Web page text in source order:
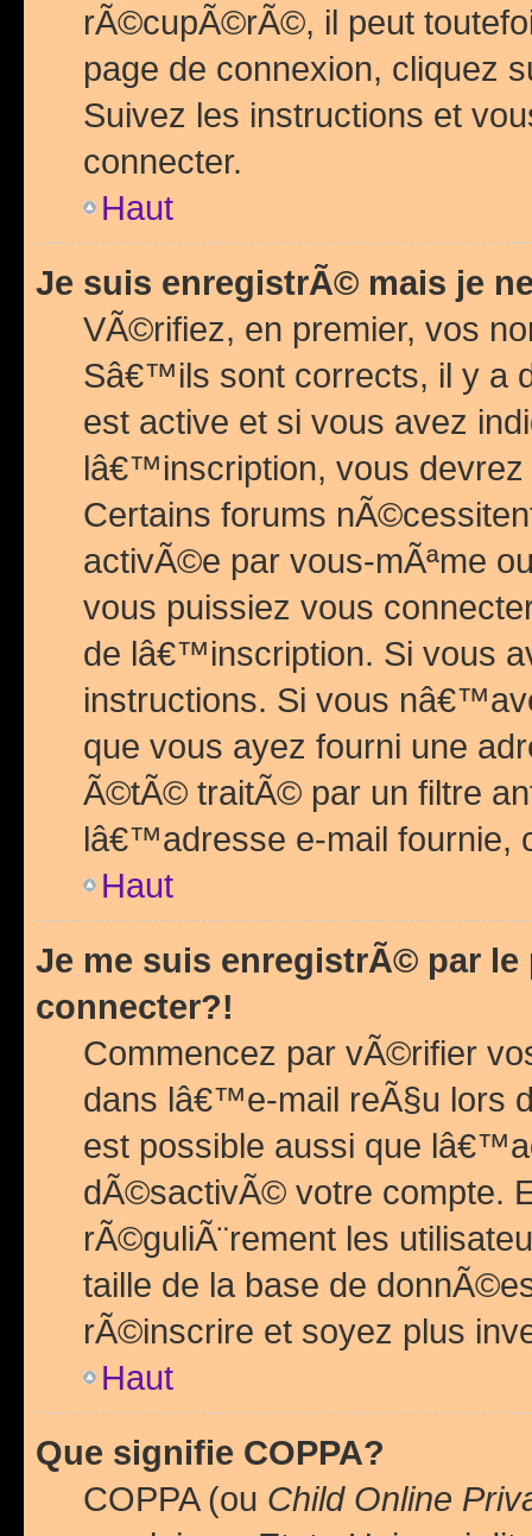
rÃ©cupÃ©rÃ©, il peut
page de connexion, cliquez
Suivez les instructions et
connecter.
Haut
Je suis enregistrÃ© mais je
VÃ©rifiez, en premier, vos
Sâ€™ils sont corrects, il y a
est active et si vous avez
lâ€™inscription, vous
Certains forums
activÃ©e par vous-mÃªme
vous puissiez vous
de lâ€™inscription. Si vous
instructions. Si vous
que vous ayez fourni une
Ã©tÃ© traitÃ© par un filtre
lâ€™adresse e-mail fournie,
Haut
Je me suis enregistrÃ© par
connecter?!
Commencez par vÃ©rifier
dans lâ€™e-mail reÃ§u lors
est possible aussi que
dÃ©sactivÃ© votre compte.
rÃ©guliÃ¨rement les
taille de la base de
rÃ©inscrire et soyez plus
Haut
Que signifie COPPA?
COPPA (ou Child Online